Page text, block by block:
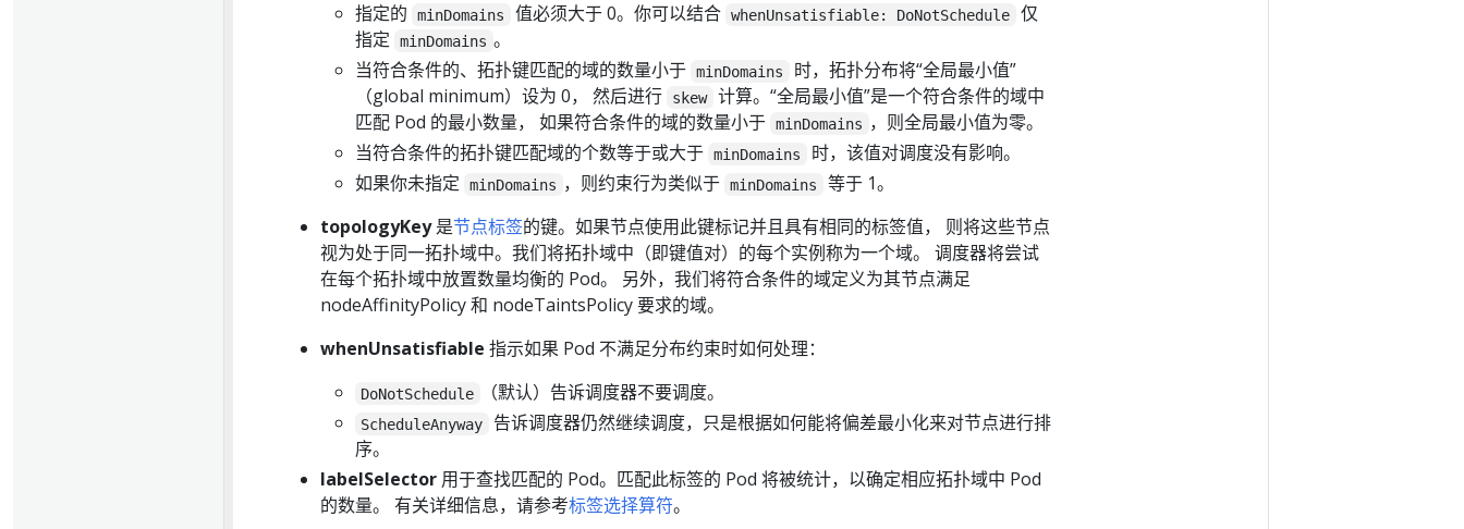
指定的 minDomains 值必须大于 0。你可以结合 whenUnsatisfiable: DoNotSchedule
仅
指定
minDomains 。
当符合条件的、拓扑键匹配的域的数量小于 minDomains
时，拓扑分布将“全局最小值”
（global minimum）设为 0， 然后进行
skew 计算。“全局最小值”是一个符合条件的域中
匹配 Pod 的最小数量， 如果符合条件的域的数量小于 minDomains ，则全局最小值为零。
当符合条件的拓扑键匹配域的个数等于或大于 minDomains
时，该值对调度没有影响。
如果你未指定
minDomains ，则约束行为类似于 minDomains
等于 1。
topologyKey是节点标签的键。如果节点使用此键标记并且具有相同的标签值， 则将这些节点
视为处于同一拓扑域中。我们将拓扑域中（即键值对）的每个实例称为一个域。 调度器将尝试
在每个拓扑域中放置数量均衡的 Pod。 另外，我们将符合条件的域定义为其节点满足
nodeAffinityPolicy 和 nodeTaintsPolicy 要求的域。
whenUnsatisfiable 指示如果 Pod 不满足分布约束时如何处理：
DoNotSchedule （默认）告诉调度器不要调度。
ScheduleAnyway
告诉调度器仍然继续调度，只是根据如何能将偏差最小化来对节点进行排
序。
labelSelector 用于查找匹配的 Pod。匹配此标签的 Pod 将被统计，以确定相应拓扑域中 Pod
的数量。 有关详细信息，请参考标签选择算符。